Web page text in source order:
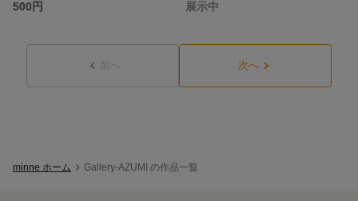
500円
展示中
前へ 次へ
minne ホーム Gallery-AZUMI の作品一覧